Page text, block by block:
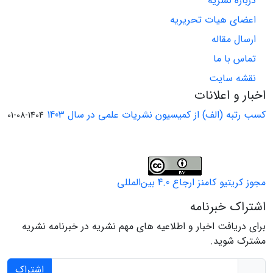
اعضای هیات تحریریه
ارسال مقاله
تماس با ما
نقشه سایت
اخبار و اعلانات
کسب رتبه (الف) از کمیسیون نشریات علمی در سال 1403 1404-08-01
مجوز کریتیو کامنز ارجاع 4.0 بین‌المللی
اشتراک خبرنامه
برای دریافت اخبار و اطلاعیه های مهم نشریه در خبرنامه نشریه
مشترک شوید.
اشتراک